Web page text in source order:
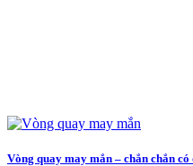
Vòng quay may mắn – chắn chắn có